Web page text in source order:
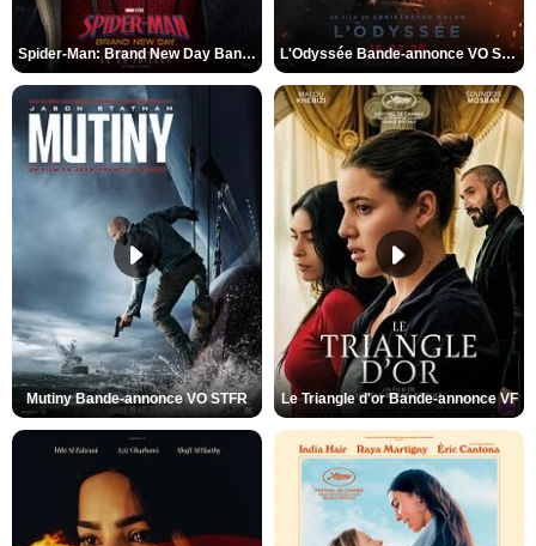
Spider-Man: Brand New Day Bande-annonce VO STFR L'Odyssée Bande-annonce VO STFR
Mutiny Bande-annonce VO STFR Le Triangle d'or Bande-annonce VF